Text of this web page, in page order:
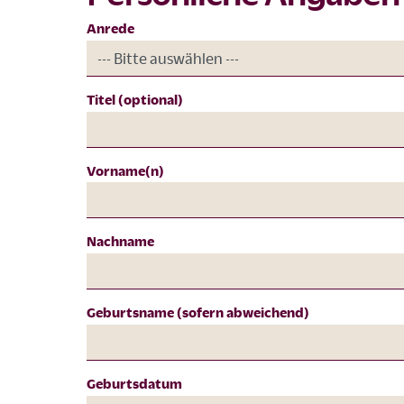
Anrede
Titel (optional)
Vorname(n)
Nachname
Geburtsname (sofern abweichend)
Geburtsdatum